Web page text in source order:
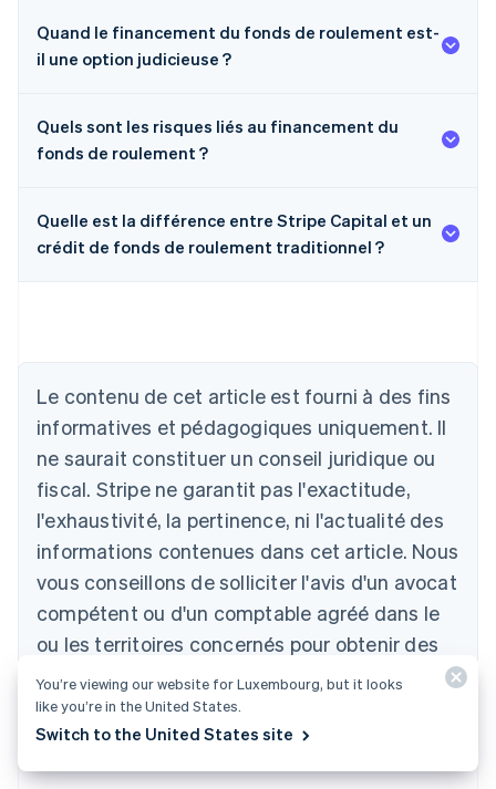
Quand le financement du fonds de roulement est-
il une option judicieuse ?
Quels sont les risques liés au financement du
fonds de roulement ?
Quelle est la différence entre Stripe Capital et un
crédit de fonds de roulement traditionnel ?
Le contenu de cet article est fourni à des fins
informatives et pédagogiques uniquement. Il
ne saurait constituer un conseil juridique ou
fiscal. Stripe ne garantit pas l'exactitude,
l'exhaustivité, la pertinence, ni l'actualité des
informations contenues dans cet article. Nous
vous conseillons de solliciter l'avis d'un avocat
compétent ou d'un comptable agréé dans le
ou les territoires concernés pour obtenir des
conseils adaptés à votre situation.
Allemagne
Deutsch
Australie
English
Autriche
Belgique
NederlandsFrançaisDeutschEnglish
Brésil
PortuguêsEnglish
Bulgarie
English
EnglishFrançais
Chine continentale
简体中文English
English
You’re viewing our website for Luxembourg, but it looks
like you’re in the United States.
Switch to the United States site